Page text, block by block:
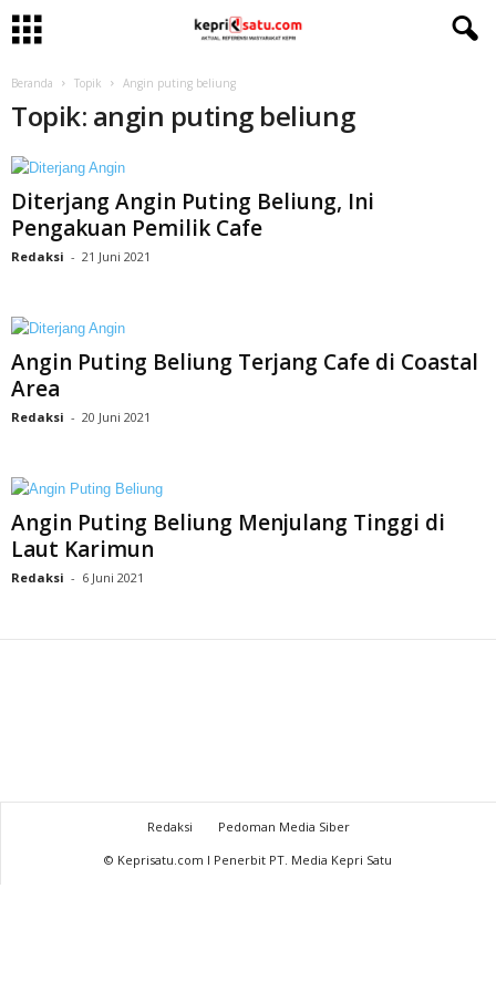
Beranda Topik Angin puting beliung
Topik: angin puting beliung
Diterjang Angin Puting Beliung, Ini
Pengakuan Pemilik Cafe
Redaksi - 21 Juni 2021
Angin Puting Beliung Terjang Cafe di Coastal
Area
Redaksi - 20 Juni 2021
Angin Puting Beliung Menjulang Tinggi di
Laut Karimun
Redaksi - 6 Juni 2021
Redaksi
Pedoman Media Siber
© Keprisatu.com I Penerbit PT. Media Kepri Satu